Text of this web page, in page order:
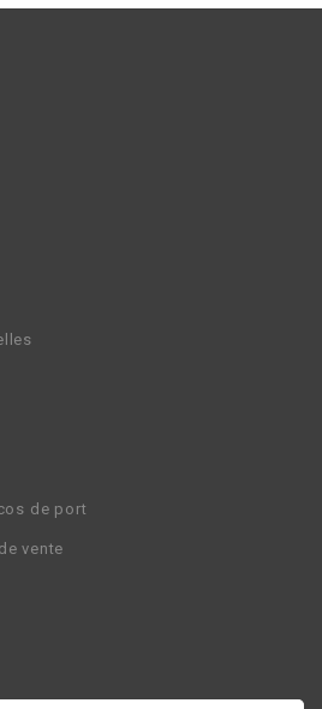
de port
vente